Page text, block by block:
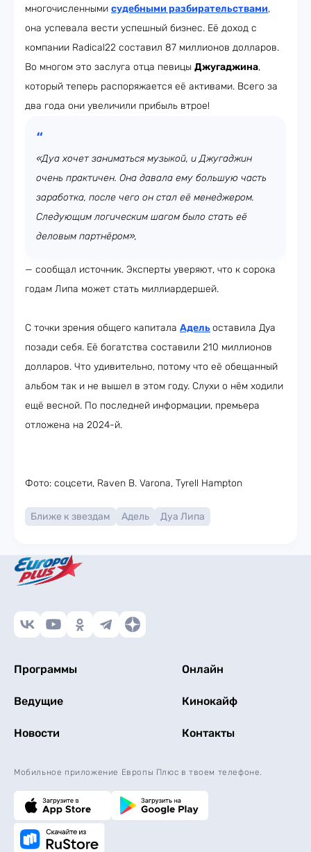
многочисленными судебными разбирательствами,
она успевала вести успешный бизнес. Её доход с
компании Radical22 составил 87 миллионов долларов.
Во многом это заслуга отца певицы Джугаджина,
который теперь распоряжается её активами. Всего за
два года они увеличили прибыль втрое!
«Дуа хочет заниматься музыкой, и Джугаджин
очень практичен. Она давала ему большую часть
заработка, после чего он стал её менеджером.
Следующим логическим шагом было стать её
деловым партнёром»,
— сообщал источник. Эксперты уверяют, что к сорока
годам Липа может стать миллиардершей.
С точки зрения общего капитала Адельоставила Дуа
позади себя. Её богатства составили 210 миллионов
долларов. Что удивительно, потому что её обещанный
альбом так и не вышел в этом году. Слухи о нём ходили
ещё весной. По последней информации, премьера
отложена на 2024-й.
Фото: соцсети, Raven B. Varona, Tyrell Hampton
Ближе к звездам Адель Дуа Липа
Программы Онлайн
Ведущие Кинокайф
Новости Контакты
Мобильное приложение Европы Плюс в твоем телефоне.